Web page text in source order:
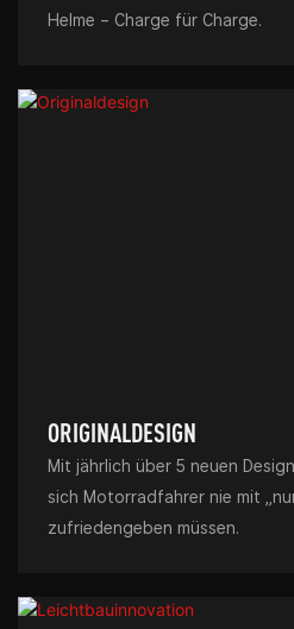
Helme – Charge für Charge.
ORIGINALDESIGN
Mit jährlich über 5 neuen
sich Motorradfahrer nie mit
zufriedengeben müssen.